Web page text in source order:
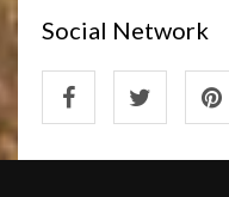
Social Network